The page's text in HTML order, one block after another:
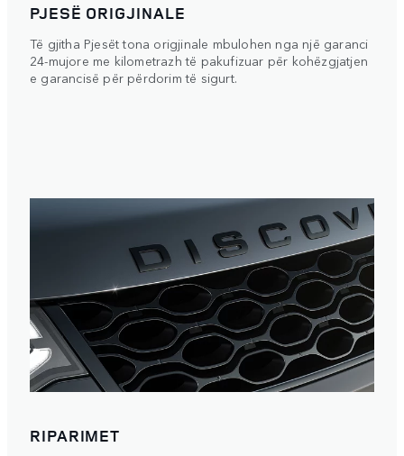
PJESË ORIGJINALE
Të gjitha Pjesët tona origjinale mbulohen nga një garanci
24-mujore me kilometrazh të pakufizuar për kohëzgjatjen
e garancisë për përdorim të sigurt.
RIPARIMET